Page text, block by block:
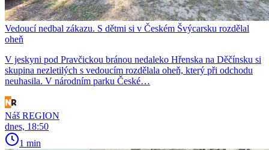
Vedoucí nedbal zákazu. S dětmi si v Českém Švýcarsku rozdělal
oheň
V jeskyni pod Pravčickou bránou nedaleko Hřenska na Děčínsku si
skupina nezletilých s vedoucím rozdělala oheň, který při odchodu
neuhasila. V národním parku České…
Náš REGION
dnes, 18:50
1 min